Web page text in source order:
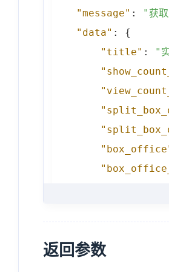
"message" : "获
"data" :
{
"title" : "
"updated":
"list"
返回参数